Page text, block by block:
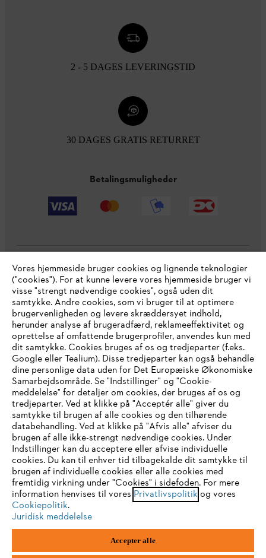
2 - 5 DAGES LEVERINGSTID
30 DAGES GRATIS RETURRET
Betalingsmuligheder
Virksomheden
STIHL FAQ
Service
Generelle vilkår og betingelser Privatlivspolitik
Juridisk meddelelse Cookies
Juridisk information
1st floor
IHR BROWSER WIRD NICHT
UNTERSTÜTZT
Sie nutzen einen Browser, den wir noch nicht unterstützen. Für
eine optimale Nutzung unserer Seite empfehlen wir Ihnen, zu
einem der folgenden Browser zu wechseln:
Firefox Chrome
Vores hjemmeside bruger cookies og lignende teknologier
("cookies"). For at kunne levere vores hjemmeside bruger vi
visse "strengt nødvendige cookies", også uden dit
samtykke. Andre cookies, som vi bruger til at optimere
brugervenligheden og levere skræddersyet indhold,
herunder analyse af brugeradfærd, reklameeffektivitet og
oprettelse af omfattende brugerprofiler, anvendes kun med
dit samtykke. Cookies bruges af os og tredjeparter (f.eks.
Google eller Tealium). Disse tredjeparter kan også behandle
dine personlige data uden for Det Europæiske Økonomiske
Samarbejdsområde. Se "Indstillinger" og "Cookie-
meddelelse" for detaljer om cookies, der bruges af os og
tredjeparter. Ved at klikke på "Acceptér alle" giver du
samtykke til brugen af alle cookies og den tilhørende
databehandling. Ved at klikke på "Afvis alle" afviser du
brugen af alle ikke-strengt nødvendige cookies. Under
Indstillinger kan du acceptere eller afvise individuelle
cookies. Du kan til enhver tid tilbagekalde dit samtykke til
brugen af individuelle cookies eller alle cookies med
fremtidig virkning under "Cookies" i sidefoden. For mere
information henvises til vores Privatlivspolitik og vores
Cookiepolitik.
Juridisk meddelelse
Accepter alle